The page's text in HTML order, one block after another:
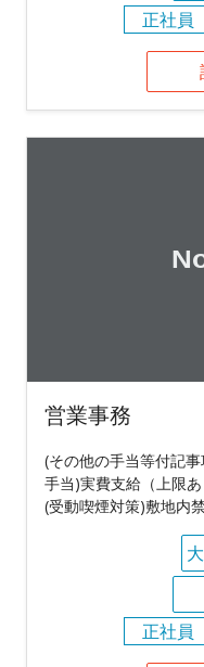
正社員
営業事務
(その他の手当等付記
手当)実費支給（上限
(受動喫煙対策)敷地内
正社員